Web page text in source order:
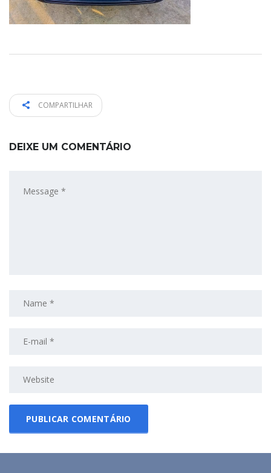
COMPARTILHAR
DEIXE UM COMENTÁRIO